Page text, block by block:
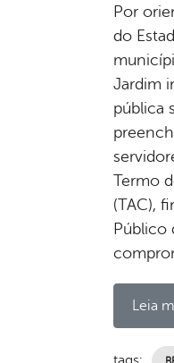
Por
do
Jardim
pública
Termo
(TAC),
Público
Leia